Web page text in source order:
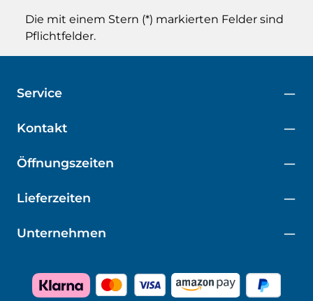
Die mit einem Stern (*) markierten Felder sind
Pflichtfelder.
Kontakt
Öffnungszeiten
Service
Unternehmen
Lieferzeiten